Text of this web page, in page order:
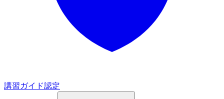
講習ガイド認定